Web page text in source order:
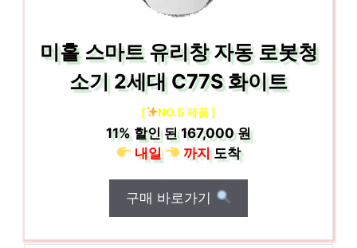
미홀 스마트 유리창 자동 로봇청
소기 2세대 C77S 화이트
[ NO.5 제품 ]
11% 할인 된167,000 원
내일
까지도착
구매 바로가기